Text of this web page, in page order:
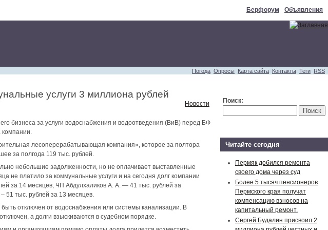
Берфорум Объявления
Погода Опросы Карта сайта Контакты Теги RSS
услуги 3 миллиона рублей
Новости
бизнеса за услуги водоснабжения и водоотведения (ВиВ) перед БФ
лесоперерабатывающая компания», которое за полтора
за полгода 119 тыс. рублей.
небольшие задолженности, но не оплачивает выставленные
не платило за коммунальные услуги и на сегодня долг компании
за 14 месяцев, ЧП Абдулхаликов А. А. — 41 тыс. рублей за
51 тыс. рублей за 13 месяцев.
отключен от водоснабжения или системы канализации. В
а долги взыскиваются в судебном порядке.
Поиск:
Читайте сегодня
Пермяк добился ремонта
своего дома через суд
Более 5 тысяч пенсионеров
Пермского края получат
компенсацию взносов на
капитальный ремонт.
Сергей Будалин присвоил 2